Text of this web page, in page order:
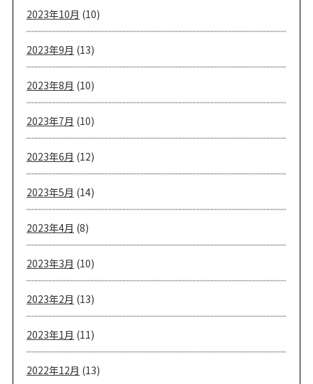
2023年10月 (10)
2023年9月 (13)
2023年8月 (10)
2023年7月 (10)
2023年6月 (12)
2023年5月 (14)
2023年4月 (8)
2023年3月 (10)
2023年2月 (13)
2023年1月 (11)
2022年12月 (13)